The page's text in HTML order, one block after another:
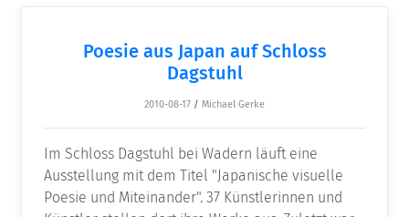
Poesie aus Japan auf Schloss
Dagstuhl
2010-08-17 / Michael Gerke
Im Schloss Dagstuhl bei Wadern läuft eine
Ausstellung mit dem Titel "Japanische visuelle
Poesie und Miteinander". 37 Künstlerinnen und